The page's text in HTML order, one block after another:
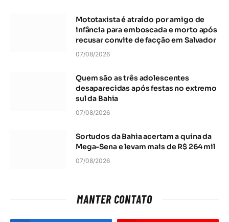
Mototaxista é atraído por amigo de
infância para emboscada e morto após
recusar convite de facção em Salvador
07/08/2026
Quem são as três adolescentes
desaparecidas após festas no extremo
sul da Bahia
07/08/2026
Sortudos da Bahia acertam a quina da
Mega-Sena e levam mais de R$ 264 mil
07/08/2026
MANTER CONTATO